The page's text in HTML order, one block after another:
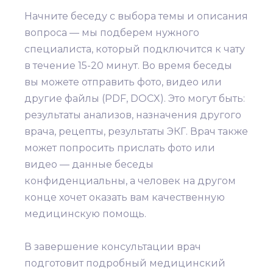
Начните беседу с выбора темы и описания
вопроса — мы подберем нужного
специалиста, который подключится к чату
в течение 15-20 минут. Во время беседы
вы можете отправить фото, видео или
другие файлы (PDF, DOCX). Это могут быть:
результаты анализов, назначения другого
врача, рецепты, результаты ЭКГ. Врач также
может попросить прислать фото или
видео — данные беседы
конфиденциальны, а человек на другом
конце хочет оказать вам качественную
медицинскую помощь.
В завершение консультации врач
подготовит подробный медицинский